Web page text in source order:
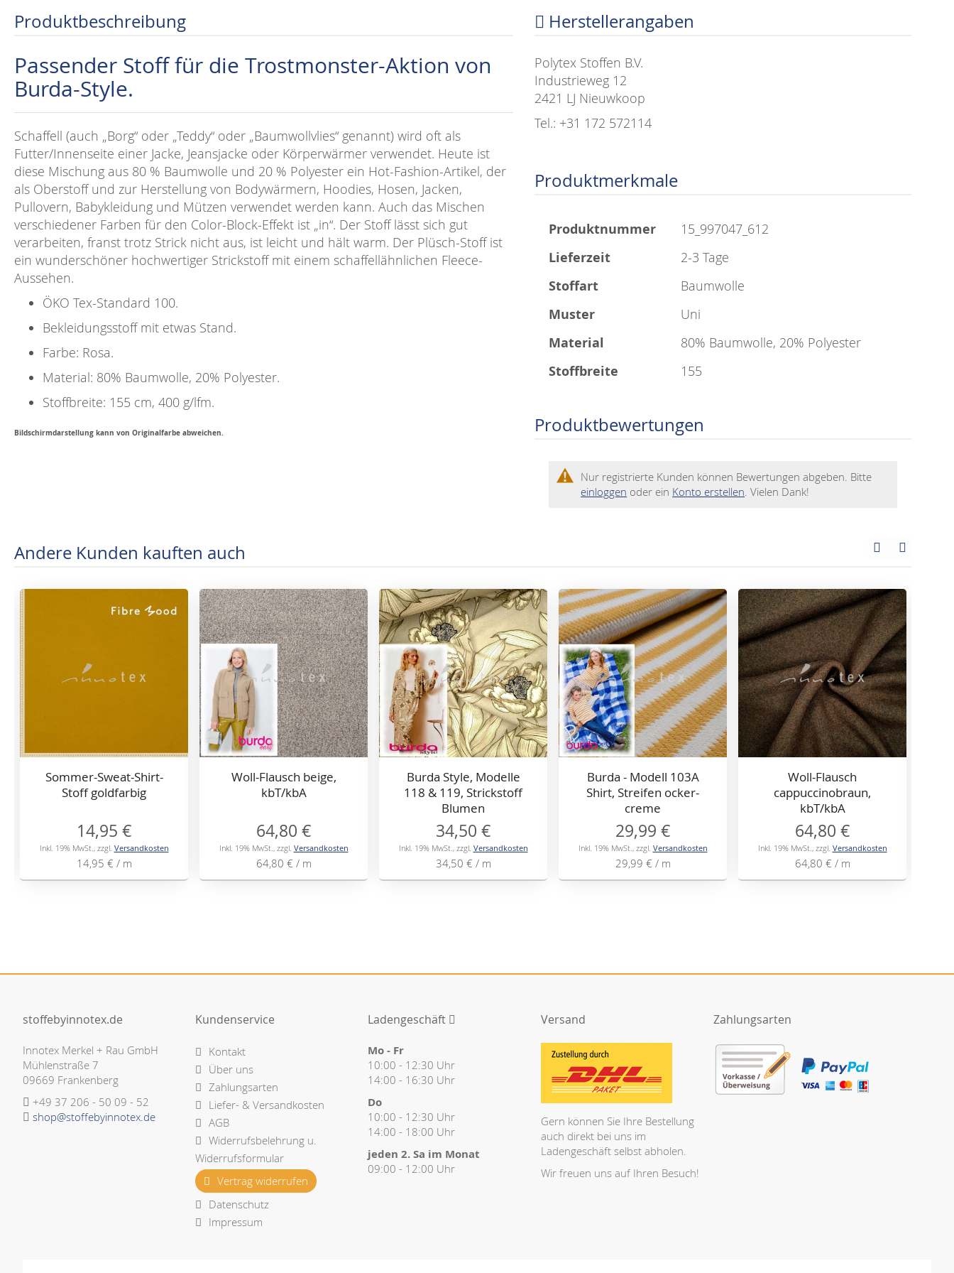
Produktbeschreibung
Passender Stoff für die Trostmonster-Aktion von
Burda-Style.
Schaffell (auch „Borg“ oder „Teddy“ oder „Baumwollvlies“ genannt) wird oft als
Futter/Innenseite einer Jacke, Jeansjacke oder Körperwärmer verwendet. Heute ist
diese Mischung aus 80 % Baumwolle und 20 % Polyester ein Hot-Fashion-Artikel, der
als Oberstoff und zur Herstellung von Bodywärmern, Hoodies, Hosen, Jacken,
Pullovern, Babykleidung und Mützen verwendet werden kann. Auch das Mischen
verschiedener Farben für den Color-Block-Effekt ist „in“. Der Stoff lässt sich gut
verarbeiten, franst trotz Strick nicht aus, ist leicht und hält warm. Der Plüsch-Stoff ist
ein wunderschöner hochwertiger Strickstoff mit einem schaffellähnlichen Fleece-
Aussehen.
ÖKO Tex-Standard 100.
Bekleidungsstoff mit etwas Stand.
Farbe: Rosa.
Material: 80% Baumwolle, 20% Polyester.
Stoffbreite: 155 cm, 400 g/lfm.
Bildschirmdarstellung kann von Originalfarbe abweichen.
Herstellerangaben
Polytex Stoffen B.V.
Industrieweg 12
2421 LJ Nieuwkoop
Tel.: +31 172 572114
Produktmerkmale
Mehr
Produktnummer 15_997047_612
Lieferzeit 2-3 Tage
Stoffart Baumwolle
Muster Uni
Material 80% Baumwolle, 20% Polyester
Stoffbreite 155
Produktbewertungen
Nur registrierte Kunden können Bewertungen abgeben. Bitte
einloggen oder ein Konto erstellen. Vielen Dank!
Andere Kunden kauften auch
Sommer-Sweat-Shirt-
Stoff goldfarbig
14,95 €
Inkl. 19% MwSt., zzgl. Versandkosten
14,95 € / m
Woll-Flausch beige,
kbT/kbA
64,80 €
Inkl. 19% MwSt., zzgl. Versandkosten
64,80 € / m
Burda Style, Modelle
118 & 119, Strickstoff
Blumen
34,50 €
Inkl. 19% MwSt., zzgl. Versandkosten
34,50 € / m
Burda - Modell 103A
Shirt, Streifen ocker-
creme
29,99 €
Inkl. 19% MwSt., zzgl. Versandkosten
29,99 € / m
Woll-Flausch
cappuccinobraun,
kbT/kbA
64,80 €
Inkl. 19% MwSt., zzgl. Versandkosten
64,80 € / m
stoffebyinnotex.de
Innotex Merkel + Rau GmbH
Mühlenstraße 7
09669 Frankenberg
+49 37 206 - 50 09 - 52
shop@stoffebyinnotex.de
Kundenservice
Kontakt
Über uns
Zahlungsarten
Liefer- & Versandkosten
AGB
Widerrufsbelehrung u.
Widerrufsformular
Vertrag widerrufen
Datenschutz
Impressum
Ladengeschäft
Mo - Fr
10:00 - 12:30 Uhr
14:00 - 16:30 Uhr
Do
10:00 - 12:30 Uhr
14:00 - 18:00 Uhr
jeden 2. Sa im Monat
09:00 - 12:00 Uhr
Versand
Gern können Sie Ihre Bestellung
auch direkt bei uns im
Ladengeschäft selbst abholen.
Wir freuen uns auf Ihren Besuch!
Zahlungsarten